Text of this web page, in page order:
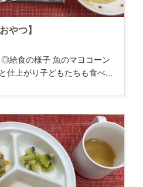
やつ】
給食の様子 魚のマヨコーン
仕上がり子どもたちも食べ...